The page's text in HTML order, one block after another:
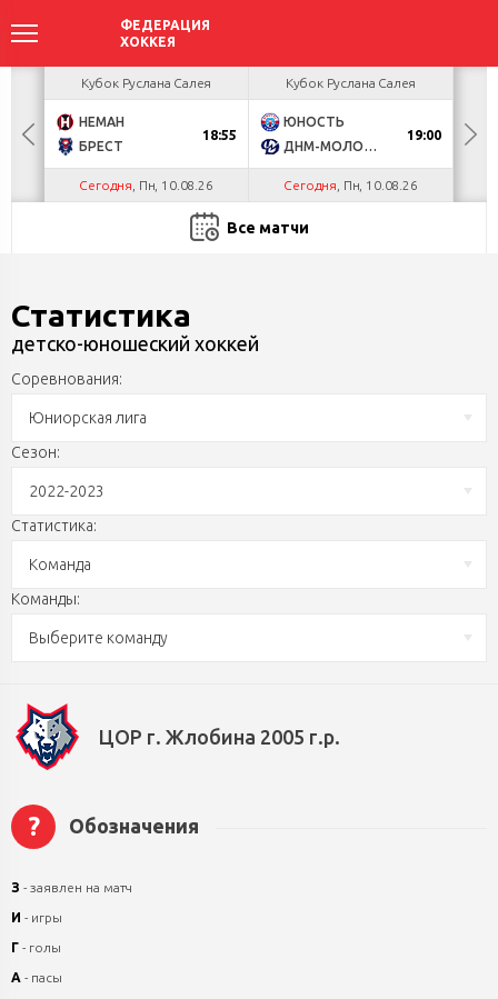
Кубок Руслана Салея
НЕМАН
БРЕСТ
18:55
Сегодня , Пн, 10.08.26
Кубок Руслана Салея
ЮНОСТЬ
ДНМ-МОЛОДЕЧНО
19:00
Сегодня , Пн, 10.08.26
Все матчи
Статистика
детско-юношеский хоккей
Соревнования:
Юниорская лига
Сезон:
2022-2023
Статистика:
Команда
Команды:
Выберите команду
ЦОР г. Жлобина 2005 г.р.
? Обозначения
З - заявлен на матч
И - игры
Г - голы
А - пасы